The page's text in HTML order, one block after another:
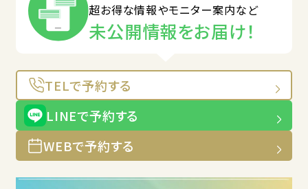
超お得な情報やモニター案内など
未公開情報をお届け！
TELで予約する
LINEで予約する
WEBで予約する